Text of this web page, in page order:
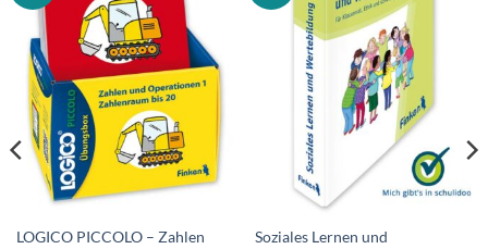
LOGICO PICCOLO – Zahlen
Soziales Lernen und